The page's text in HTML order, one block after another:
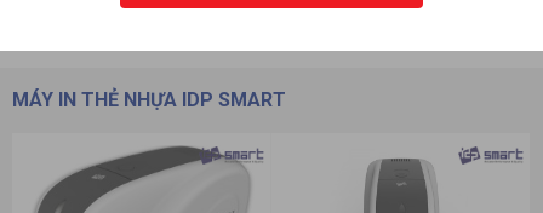
MÁY IN THẺ NHỰA IDP SMART